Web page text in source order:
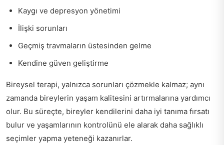
Kaygı ve depresyon yönetimi
İlişki sorunları
Geçmiş travmaların üstesinden gelme
Kendine güven geliştirme
Bireysel terapi, yalnızca sorunları çözmekle kalmaz; aynı
zamanda bireylerin yaşam kalitesini artırmalarına yardımcı
olur. Bu süreçte, bireyler kendilerini daha iyi tanıma fırsatı
bulur ve yaşamlarının kontrolünü ele alarak daha sağlıklı
seçimler yapma yeteneği kazanırlar.